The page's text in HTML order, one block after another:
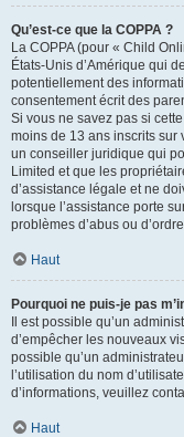
Qu’est-ce que la COPPA ?
La COPPA (pour « Child
États-Unis d’Amérique qui
potentiellement des
consentement écrit des
Si vous ne savez pas si
moins de 13 ans inscrits sur
un conseiller juridique qui
Limited et que les
d’assistance légale et ne
lorsque l’assistance porte
problèmes d’abus ou
Haut
Pourquoi ne puis-je pas
Il est possible qu’un
d’empêcher les nouveaux
possible qu’un
l’utilisation du nom
d’informations, veuillez
Haut